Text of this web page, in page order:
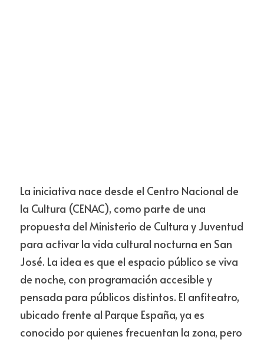
La iniciativa nace desde el Centro Nacional de
la Cultura (CENAC), como parte de una
propuesta del Ministerio de Cultura y Juventud
para activar la vida cultural nocturna en San
José. La idea es que el espacio público se viva
de noche, con programación accesible y
pensada para públicos distintos. El anfiteatro,
ubicado frente al Parque España, ya es
conocido por quienes frecuentan la zona, pero